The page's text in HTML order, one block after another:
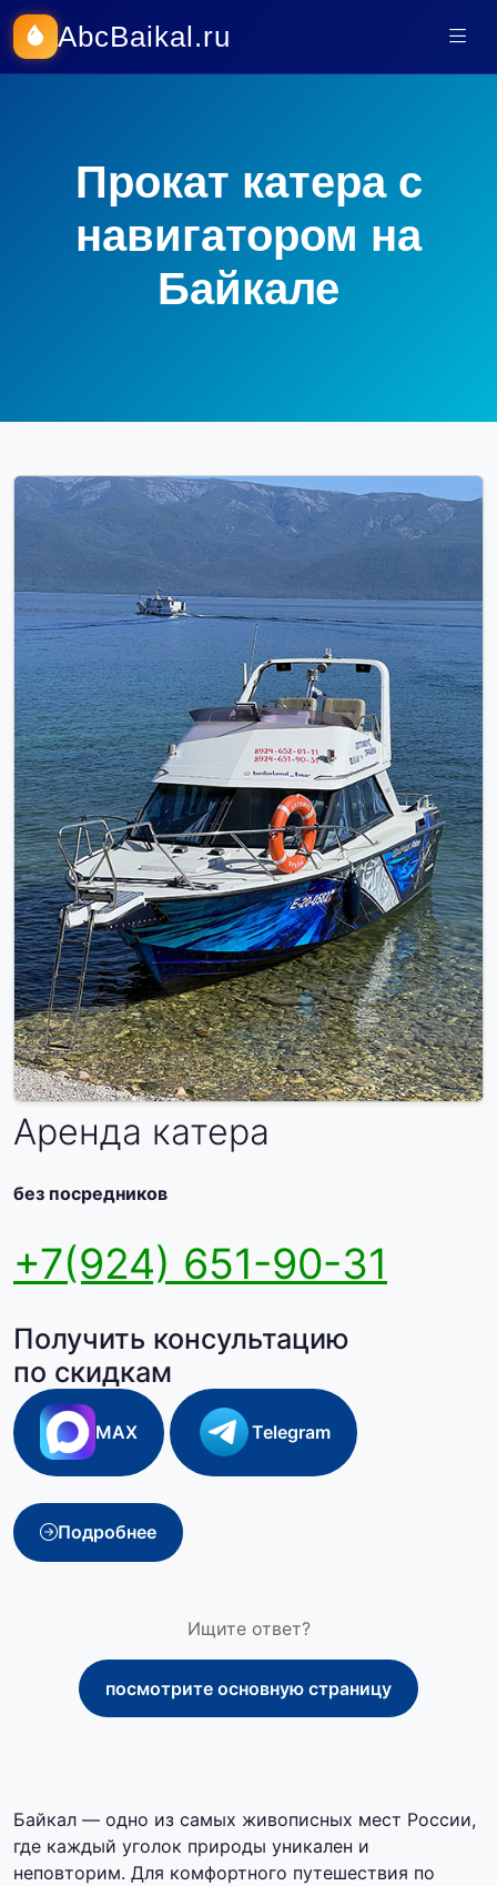
AbcBaikal.ru
Прокат катера с
навигатором на
Байкале
Аренда катера
без посредников
+7(924) 651-90-31
Получить консультацию
по скидкам
MAX Telegram
Подробнее
Ищите ответ?
посмотрите основную страницу
Байкал — одно из самых живописных мест России,
где каждый уголок природы уникален и
неповторим. Для комфортного путешествия по